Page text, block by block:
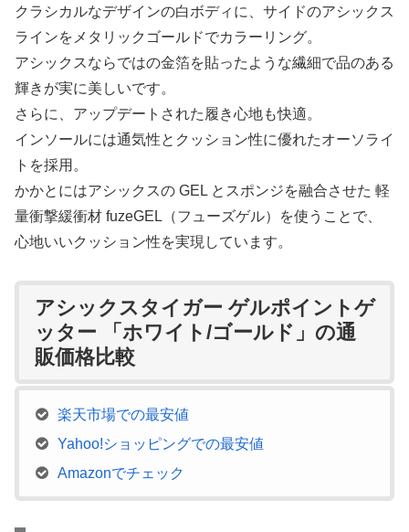
クラシカルなデザインの白ボディに、サイドのアシックス
ラインをメタリックゴールドでカラーリング。
アシックスならではの金箔を貼ったような繊細で品のある
輝きが実に美しいです。
さらに、アップデートされた履き心地も快適。
インソールには通気性とクッション性に優れたオーソライ
トを採用。
かかとにはアシックスの GEL とスポンジを融合させた 軽
量衝撃緩衝材 fuzeGEL（フューズゲル）を使うことで、
心地いいクッション性を実現しています。
アシックスタイガー ゲルポイントゲ
ッター 「ホワイト/ゴールド」の通
販価格比較
楽天市場での最安値
Yahoo!ショッピングでの最安値
Amazonでチェック